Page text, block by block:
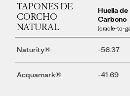
TAPONES DE
CORCHO
NATURAL
Huella de
Carbono
(cradle-to-
Naturity® -56.37
Acquamark® -41.69